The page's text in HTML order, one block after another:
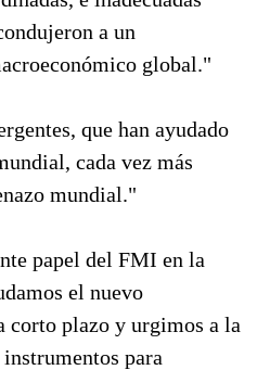
a un
global."
que han ayudado
cada vez más
mundial."
papel del FMI en la
el nuevo
corto plazo y urgimos a la
para